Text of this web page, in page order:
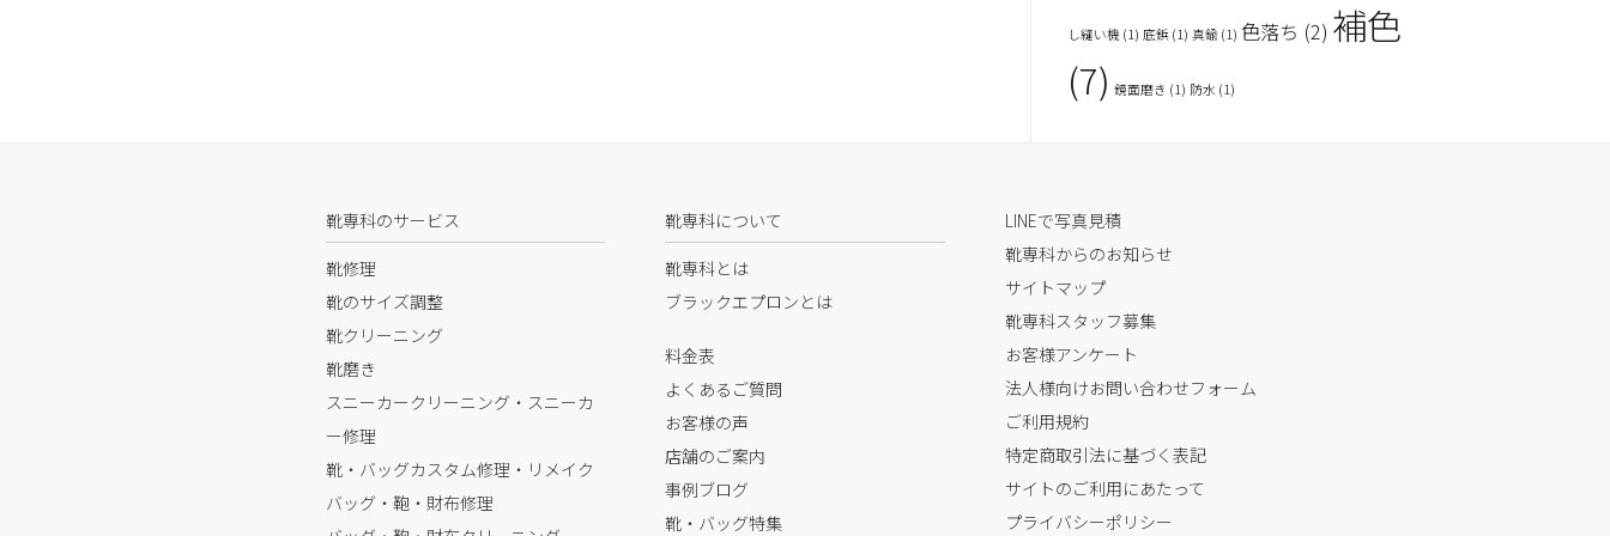
し縫い機 (1) 底鋲 (1) 真鍮 (1) 色落ち (2) 補色
(7) 鏡面磨き (1) 防水 (1)
靴専科のサービス
靴修理
靴のサイズ調整
靴クリーニング
靴磨き
スニーカークリーニング・スニーカ
ー修理
靴・バッグカスタム修理・リメイク
バッグ・鞄・財布修理
靴専科について
靴専科とは
ブラックエプロンとは
料金表
よくあるご質問
お客様の声
店舗のご案内
事例ブログ
靴・バッグ特集
LINEで写真見積
靴専科からのお知らせ
サイトマップ
靴専科スタッフ募集
お客様アンケート
法人様向けお問い合わせフォーム
ご利用規約
特定商取引法に基づく表記
サイトのご利用にあたって
プライバシーポリシー